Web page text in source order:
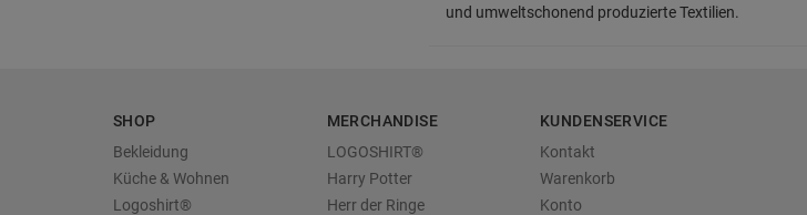
und umweltschonend produzierte Textilien.
SHOP
Bekleidung
Küche & Wohnen
Logoshirt®
MERCHANDISE
LOGOSHIRT®
Harry Potter
Herr der Ringe
KUNDENSERVICE
Kontakt
Warenkorb
Konto